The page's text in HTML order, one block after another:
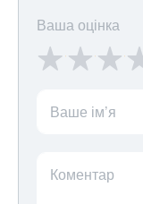
Ваша оцінка
Ваше ім’я
Коментар